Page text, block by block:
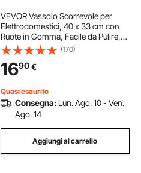
VEVOR Vassoio Scorrevole per
Elettrodomestici, 40 x 33 cm con
Ruote in Gomma, Facile da Pulire,
Vassoio Scorrevole per Macchina
da Caffè Miscelatore da Cucina,
Piano di Lavoro, Colore Legno
(170)
1690€
Quasi esaurito
Consegna: Lun. Ago. 10 - Ven.
Ago. 14
Aggiungi al carrello